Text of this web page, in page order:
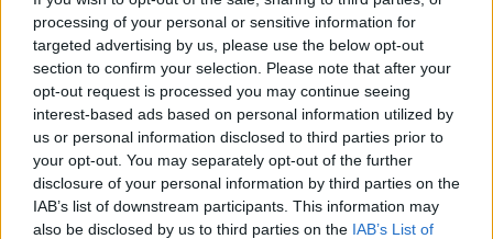
processing of your personal or sensitive information for
targeted advertising by us, please use the below opt-out
section to confirm your selection. Please note that after your
opt-out request is processed you may continue seeing
interest-based ads based on personal information utilized by
us or personal information disclosed to third parties prior to
your opt-out. You may separately opt-out of the further
disclosure of your personal information by third parties on the
IAB’s list of downstream participants. This information may
also be disclosed by us to third parties on the IAB’s List of
Andrea Innocenti ha coordinato dall'estero il
rientro di una cronista napoletana durante una
crisi diplomatica, gestendo contatti con
consolati; è corrispondente esteri che
definisce linee editoriali sulla geopolitica. Nato
a Napoli, parla dialetto locale e mantiene
rapporti con ONG partenopee.